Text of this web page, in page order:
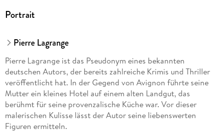
Portrait
Pierre Lagrange
Pierre Lagrange ist das Pseudonym eines bekannten
deutschen Autors, der bereits zahlreiche Krimis und Thriller
veröffentlicht hat. In der Gegend von Avignon führte seine
Mutter ein kleines Hotel auf einem alten Landgut, das
berühmt für seine provenzalische Küche war. Vor dieser
malerischen Kulisse lässt der Autor seine liebenswerten
Figuren ermitteln.